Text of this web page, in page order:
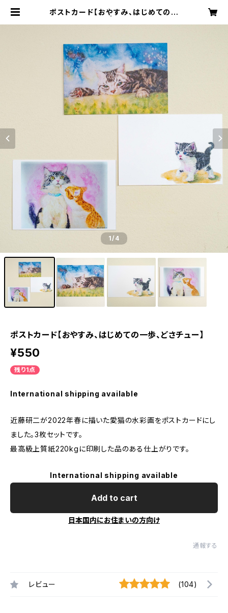
ポストカード【おやすみ、はじめての一
1/4
ポストカード【おやすみ、はじめての一歩、どさチュー】
¥550
残り1点
International shipping available
近藤研二が2022年春に描いた愛猫の水彩画をポストカードにし
ました。3枚セットです。
最高級上質紙220kgに印刷した品のある仕上がりです。
International shipping available
Add to cart
日本国内にお住まいの方向け
通報する
レビュー (104)